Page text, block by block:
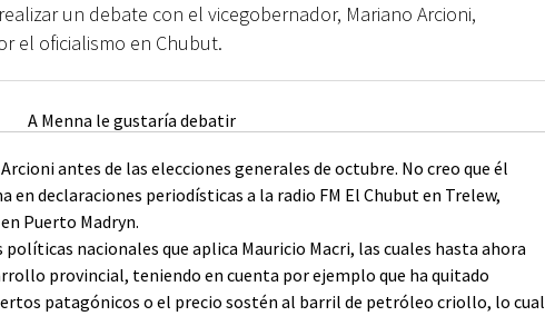
un debate con el vicegobernador, Mariano Arcioni,
el oficialismo en Chubut.
antes de las elecciones generales de octubre. No creo que él
en declaraciones periodísticas a la radio FM El Chubut en Trelew,
Puerto Madryn.
nacionales que aplica Mauricio Macri, las cuales hasta ahora
provincial, teniendo en cuenta por ejemplo que ha quitado
patagónicos o el precio sostén al barril de petróleo criollo, lo cual